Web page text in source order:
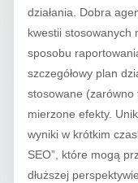
działania. Dobra
kwestii stosowanych
sposobu
szczegółowy plan
stosowane
mierzone efekty.
wyniki w krótkim
SEO”, które mogą
dłuższej